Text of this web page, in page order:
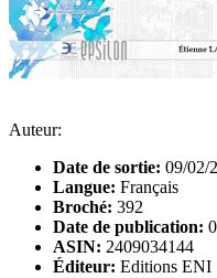
Auteur:
Date de sortie: 09/02/
Langue: Français
Broché: 392
Date de publication:
ASIN: 2409034144
Éditeur: Editions ENI